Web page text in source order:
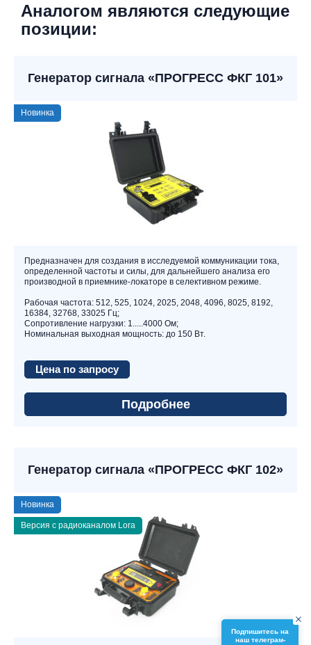
Аналогом являются следующие
позиции:
Генератор сигнала «ПРОГРЕСС ФКГ 101»
Новинка
Предназначен для создания в исследуемой коммуникации тока,
определенной частоты и силы, для дальнейшего анализа его
производной в приемнике-локаторе в селективном режиме.
Рабочая частота: 512, 525, 1024, 2025, 2048, 4096, 8025, 8192,
16384, 32768, 33025 Гц;
Сопротивление нагрузки: 1.....4000 Ом;
Номинальная выходная мощность: до 150 Вт.
Цена по запросу
Подробнее
Генератор сигнала «ПРОГРЕСС ФКГ 102»
Новинка
Версия с радиоканалом Lora
Подпишитесь на
наш телеграм-